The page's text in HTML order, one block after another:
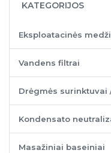
KATEGORIJOS
Eksploatacinės
Vandens filtrai
Drėgmės surinktuvai
Kondensato
Masažiniai baseiniai